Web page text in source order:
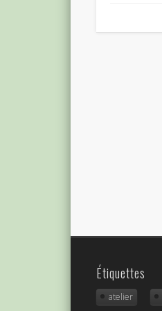
Étiquettes
atelier